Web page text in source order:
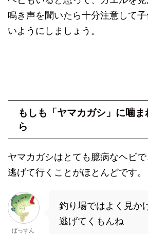
鳴き声を聞いたら十分注意して
いようにしましょう。
もしも「ヤマカガシ」に噛
ら
ヤマカガシはとても臆病なヘビ
逃げて行くことがほとんどです。
ばっすん
釣り場ではよく見か
逃げてくもんね